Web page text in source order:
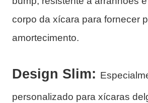
corpo da xícara para fornecer
amortecimento.
Design Slim:
personalizado para xícaras